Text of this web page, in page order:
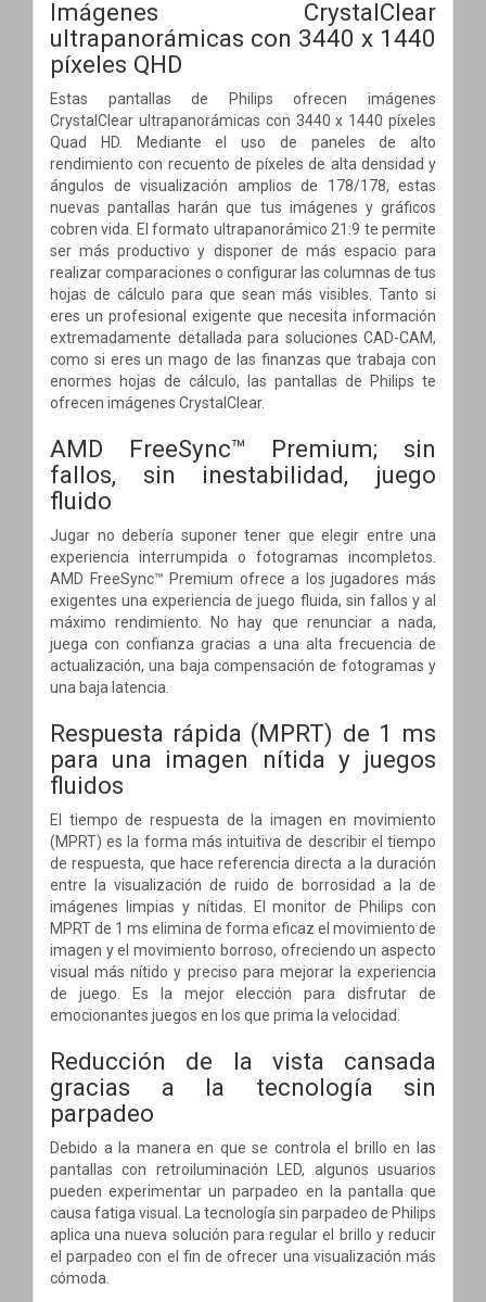
Imágenes CrystalClear
ultrapanorámicas con 3440 x 1440
píxeles QHD
Estas pantallas de Philips ofrecen imágenes
CrystalClear ultrapanorámicas con 3440 x 1440 píxeles
Quad HD. Mediante el uso de paneles de alto
rendimiento con recuento de píxeles de alta densidad y
ángulos de visualización amplios de 178/178, estas
nuevas pantallas harán que tus imágenes y gráficos
cobren vida. El formato ultrapanorámico 21:9 te permite
ser más productivo y disponer de más espacio para
realizar comparaciones o configurar las columnas de tus
hojas de cálculo para que sean más visibles. Tanto si
eres un profesional exigente que necesita información
extremadamente detallada para soluciones CAD-CAM,
como si eres un mago de las finanzas que trabaja con
enormes hojas de cálculo, las pantallas de Philips te
ofrecen imágenes CrystalClear.
AMD FreeSync™ Premium; sin
fallos, sin inestabilidad, juego
fluido
Jugar no debería suponer tener que elegir entre una
experiencia interrumpida o fotogramas incompletos.
AMD FreeSync™ Premium ofrece a los jugadores más
exigentes una experiencia de juego fluida, sin fallos y al
máximo rendimiento. No hay que renunciar a nada,
juega con confianza gracias a una alta frecuencia de
actualización, una baja compensación de fotogramas y
una baja latencia.
Respuesta rápida (MPRT) de 1 ms
para una imagen nítida y juegos
fluidos
El tiempo de respuesta de la imagen en movimiento
(MPRT) es la forma más intuitiva de describir el tiempo
de respuesta, que hace referencia directa a la duración
entre la visualización de ruido de borrosidad a la de
imágenes limpias y nítidas. El monitor de Philips con
MPRT de 1 ms elimina de forma eficaz el movimiento de
imagen y el movimiento borroso, ofreciendo un aspecto
visual más nítido y preciso para mejorar la experiencia
de juego. Es la mejor elección para disfrutar de
emocionantes juegos en los que prima la velocidad.
Reducción de la vista cansada
gracias a la tecnología sin
parpadeo
Debido a la manera en que se controla el brillo en las
pantallas con retroiluminación LED, algunos usuarios
pueden experimentar un parpadeo en la pantalla que
causa fatiga visual. La tecnología sin parpadeo de Philips
aplica una nueva solución para regular el brillo y reducir
el parpadeo con el fin de ofrecer una visualización más
cómoda.